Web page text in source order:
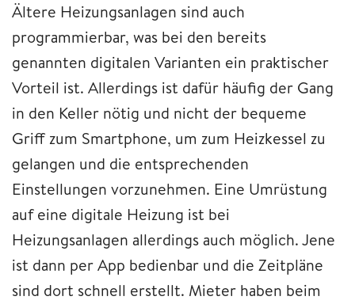
Ältere Heizungsanlagen sind auch
programmierbar, was bei den bereits
genannten digitalen Varianten ein praktischer
Vorteil ist. Allerdings ist dafür häufig der Gang
in den Keller nötig und nicht der bequeme
Griff zum Smartphone, um zum Heizkessel zu
gelangen und die entsprechenden
Einstellungen vorzunehmen. Eine Umrüstung
auf eine digitale Heizung ist bei
Heizungsanlagen allerdings auch möglich. Jene
ist dann per App bedienbar und die Zeitpläne
sind dort schnell erstellt. Mieter haben beim